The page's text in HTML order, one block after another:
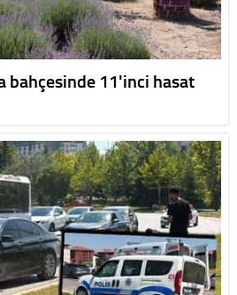
bahçesinde 11'inci hasat